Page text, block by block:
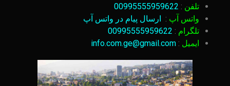
تلفن :
00995555959622
واتس آپ : ارسال پیام در واتس آپ
تلگرام :
00995555959622
ایمیل :
info.com.ge@gmail.com